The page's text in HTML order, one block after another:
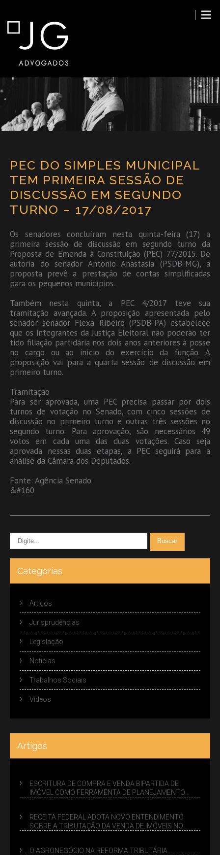
PEC DO SIMPLES MUNICIPAL
TEM PRIMEIRA SESSÃO DE
DISCUSSÃO EM SEGUNDO
TURNO – 17/08/2017
Os senadores concluíram nesta quinta-feira (17) a
primeira sessão de discussão em segundo turno da
Proposta de Emenda à Constituição (PEC) 77/2015. De
autoria do senador Antonio Anastasia (PSDB-MG), a
proposta prevê a prestação de contas simplificadas
para os pequenos municípios.
Também nesta quinta, a PEC 4/2017 teve sua
tramitação avançada. A proposição apresentada pelo
senador senador Flexa Ribeiro (PSDB-PA) estabelece
que os integrantes da Justiça Eleitoral não poderão ter
tido filiação partidária nos dois anos anteriores à posse
no cargo ou ao início do exercício da função. A
proposição vai para a quarta sessão de discussão em
primeiro turno.
Tramitação
Para ser aprovada, uma PEC precisa passar por dois
turnos de votação no Senado, com cinco sessões de
discussão no primeiro turno e outras três sessões no
segundo turno. Para aprovação, são necessários 49
votos em cada uma das duas votações. Caso seja
aprovada nessas duas etapas, a PEC seguirá para a
análise da Câmara dos Deputados.
Fonte: Agência Senado
&#160
Categorias
Artigos
Jurisprudências
Legislação
Notícias
Trabalhos Sociais
Vídeos
Artigos
ESCRITURA DE COMPRA E VENDA BIPARTIDA DE
IMÓVEL COMO FERRAMENTA DE PLANEJAMENTO
RECEITA FEDERAL ADOTA NOVO ENTENDIMENTO
SOBRE A TRIBUTAÇÃO DA VENDA DE IMÓVEIS NO
O AGRONEGÓCIO NA REFORMA TRIBUTÁRIA